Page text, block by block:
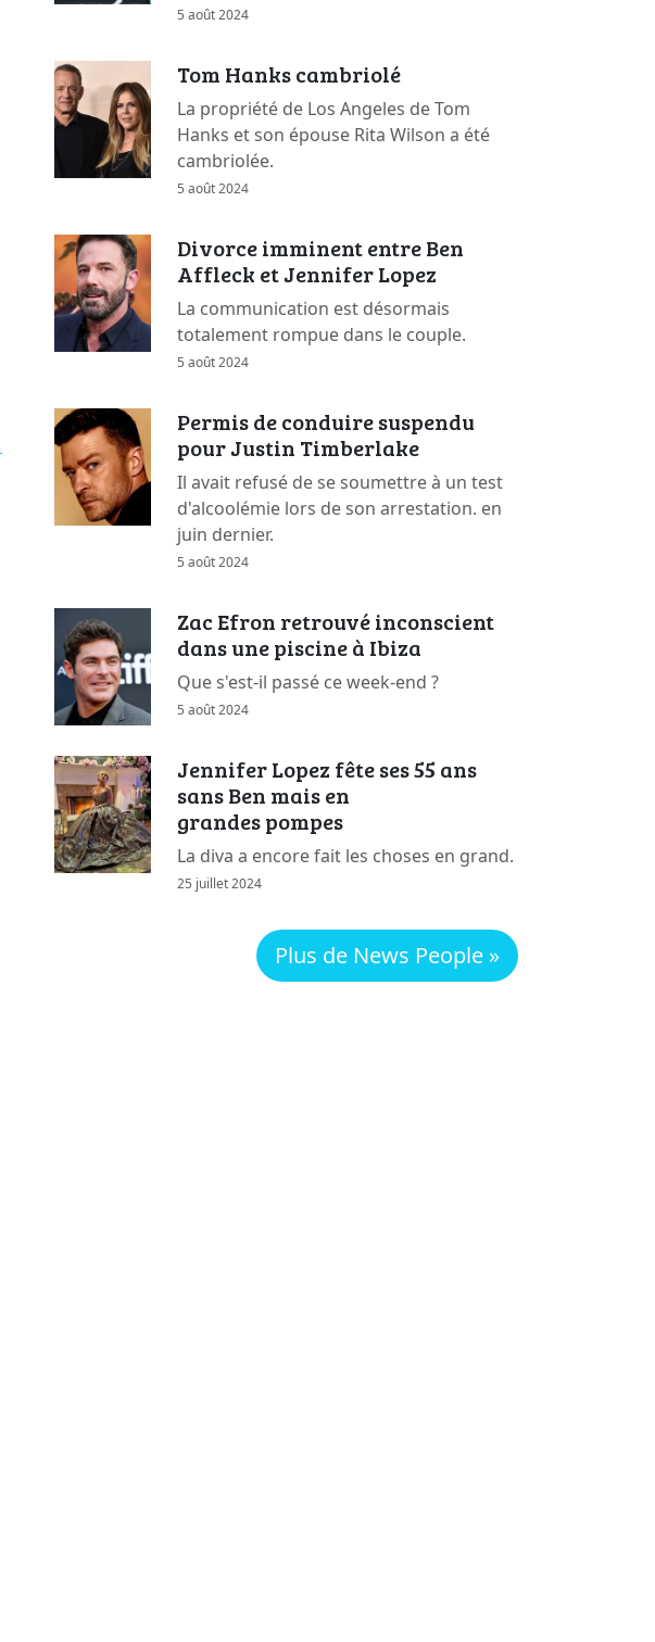
5 août 2024
Tom Hanks cambriolé
La propriété de Los Angeles de Tom
Hanks et son épouse Rita Wilson a été
cambriolée.
5 août 2024
Divorce imminent entre Ben
Affleck et Jennifer Lopez
La communication est désormais
totalement rompue dans le couple.
5 août 2024
Permis de conduire suspendu
pour Justin Timberlake
Il avait refusé de se soumettre à un test
d'alcoolémie lors de son arrestation. en
juin dernier.
5 août 2024
Zac Efron retrouvé inconscient
dans une piscine à Ibiza
Que s'est-il passé ce week-end ?
5 août 2024
Jennifer Lopez fête ses 55 ans
sans Ben mais en
grandes pompes
La diva a encore fait les choses en grand.
25 juillet 2024
Plus de News People »